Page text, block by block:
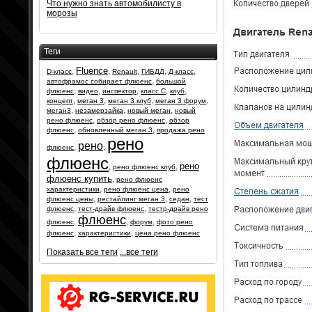
Что нужно знать автомобилисту в
морозы
Теги
D-класс, Fluence, Renault, ГИБДД, Д-класс,
автофрамос собирает флюенс, большой
флюенс, видео, инспектор, класс С, клуб,
концепт, меган 3, меган 3 клуб, меган 3 форум,
меган3, незамерзайка, новый меган, новый
рено флюенс, обзор рено флюенс, обзор
флюенс, обновленный меган 3, продажа рено
флюенс, рено, рено
флюенс, рено флюенс клуб, рено
флюенс купить, рено флюенс
характеристики, рено флюенс цена, рено
флюенс цены, рестайлинг меган 3, седан, тест
флюенс, тест-драйв флюенс, тестр-драйв рено
флюенс, флюенс, форум, фото рено
флюенс, характеристики, цена рено флюенс
Показать все теги ...все теги